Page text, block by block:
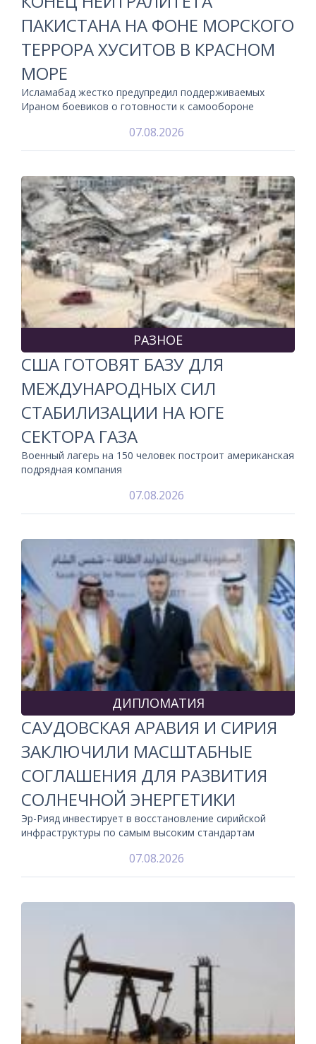
ПАКИСТАНА НА ФОНЕ МОРСКОГО
ТЕРРОРА ХУСИТОВ В КРАСНОМ
МОРЕ
Исламабад жестко предупредил поддерживаемых
Ираном боевиков о готовности к самообороне
07.08.2026
РАЗНОЕ
США ГОТОВЯТ БАЗУ ДЛЯ
МЕЖДУНАРОДНЫХ СИЛ
СТАБИЛИЗАЦИИ НА ЮГЕ
СЕКТОРА ГАЗА
Военный лагерь на 150 человек построит американская
подрядная компания
07.08.2026
ДИПЛОМАТИЯ
САУДОВСКАЯ АРАВИЯ И СИРИЯ
ЗАКЛЮЧИЛИ МАСШТАБНЫЕ
СОГЛАШЕНИЯ ДЛЯ РАЗВИТИЯ
СОЛНЕЧНОЙ ЭНЕРГЕТИКИ
Эр-Рияд инвестирует в восстановление сирийской
инфраструктуры по самым высоким стандартам
07.08.2026